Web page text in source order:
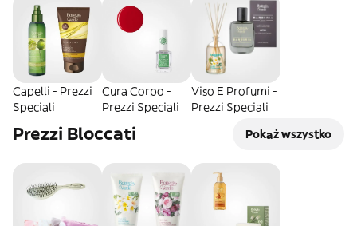
Capelli - Prezzi
Speciali
Cura Corpo -
Prezzi Speciali
Viso E Profumi -
Prezzi Speciali
Prezzi Bloccati Pokaż wszystko